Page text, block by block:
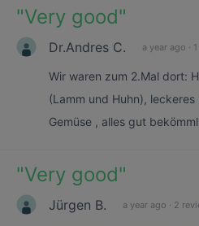
"Very good"
Dr.Andres C. a year ago ·
Wir waren zum 2.Mal dort:
(Lamm und Huhn),
Gemüse , alles gut
"Very good"
Jürgen B. a year ago · 2